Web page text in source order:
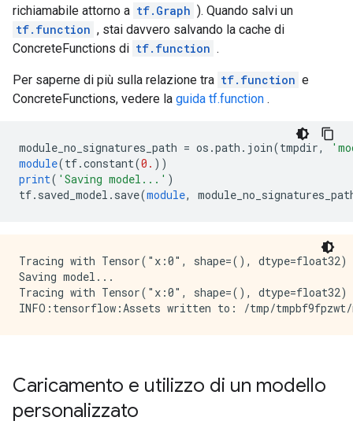
richiamabile attorno a tf.Graph ). Quando salvi un
tf.function , stai davvero salvando la cache di
ConcreteFunctions di tf.function .
Per saperne di più sulla relazione tra tf.function e
ConcreteFunctions, vedere la guida tf.function .
module_no_signatures_path = os .path . join(tmpdir,
module(tf.constant(0. ))
print( 'Saving model...' )
tf. saved_model . save(module,
Tracing with Tensor("x:0", shape=(), dtype=float32)
Saving model...
Tracing with Tensor("x:0", shape=(), dtype=float32)
Caricamento e utilizzo di un modello
personalizzato